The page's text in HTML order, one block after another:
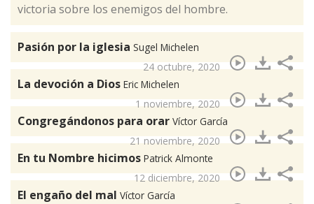
victoria sobre los enemigos del hombre.
Pasión por la iglesia Sugel Michelen
24 octubre, 2020
La devoción a Dios Eric Michelen
1 noviembre, 2020
Congregándonos para orar Víctor García
21 noviembre, 2020
En tu Nombre hicimos Patrick Almonte
12 diciembre, 2020
El engaño del mal Víctor García